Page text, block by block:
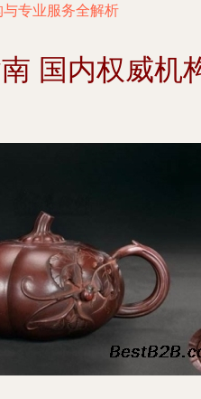
专业服务全解析
国内权威机